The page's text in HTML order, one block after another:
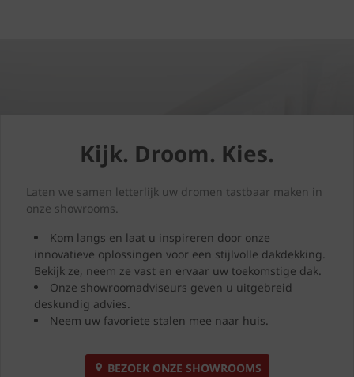
Kijk. Droom. Kies.
Laten we samen letterlijk uw dromen tastbaar maken in
onze showrooms.
Kom langs en laat u inspireren door onze
innovatieve oplossingen voor een stijlvolle dakdekking.
Bekijk ze, neem ze vast en ervaar uw toekomstige dak.
Onze showroomadviseurs geven u uitgebreid
deskundig advies.
Neem uw favoriete stalen mee naar huis.
BEZOEK ONZE SHOWROOMS